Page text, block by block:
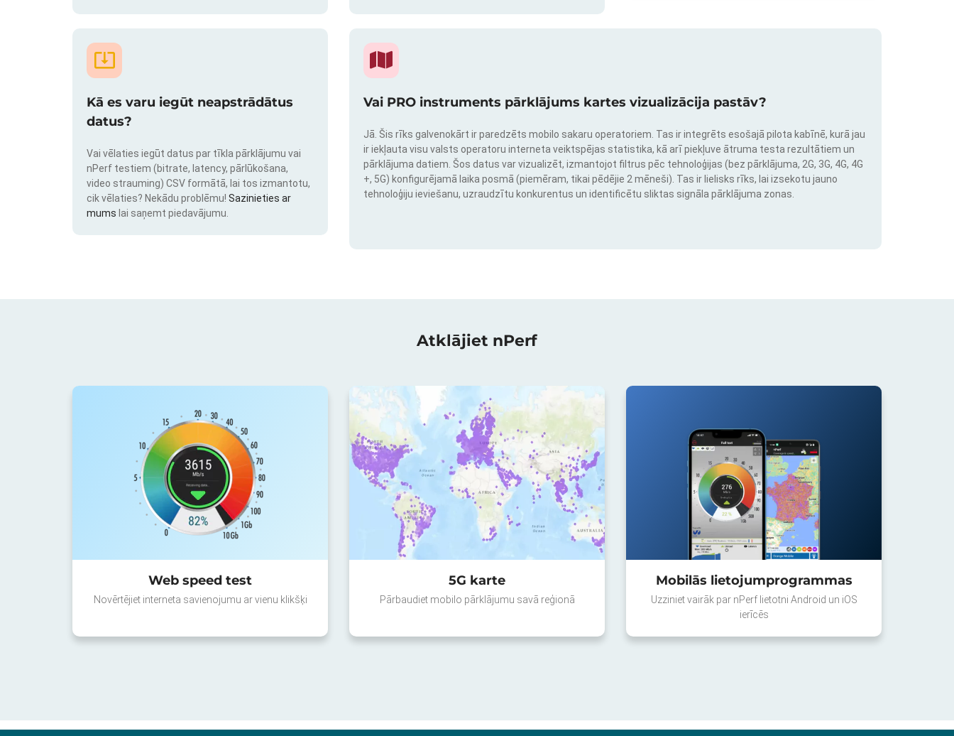
Kā es varu iegūt neapstrādātus
datus?
Vai vēlaties iegūt datus par tīkla pārklājumu vai
nPerf testiem (bitrate, latency, pārlūkošana,
video strauming) CSV formātā, lai tos izmantotu,
cik vēlaties? Nekādu problēmu! Sazinieties ar
mums lai saņemt piedavājumu.
Vai PRO instruments pārklājums kartes vizualizācija pastāv?
Jā. Šis rīks galvenokārt ir paredzēts mobilo sakaru operatoriem. Tas ir integrēts esošajā pilota kabīnē, kurā jau
ir iekļauta visu valsts operatoru interneta veiktspējas statistika, kā arī piekļuve ātruma testa rezultātiem un
pārklājuma datiem. Šos datus var vizualizēt, izmantojot filtrus pēc tehnoloģijas (bez pārklājuma, 2G, 3G, 4G, 4G
+, 5G) konfigurējamā laika posmā (piemēram, tikai pēdējie 2 mēneši). Tas ir lielisks rīks, lai izsekotu jauno
tehnoloģiju ieviešanu, uzraudzītu konkurentus un identificētu sliktas signāla pārklājuma zonas.
Atklājiet nPerf
Web speed test
Novērtējiet interneta savienojumu ar vienu klikšķi
5G karte
Pārbaudiet mobilo pārklājumu savā reģionā
Mobilās lietojumprogrammas
Uzziniet vairāk par nPerf lietotni Android un iOS
ierīcēs